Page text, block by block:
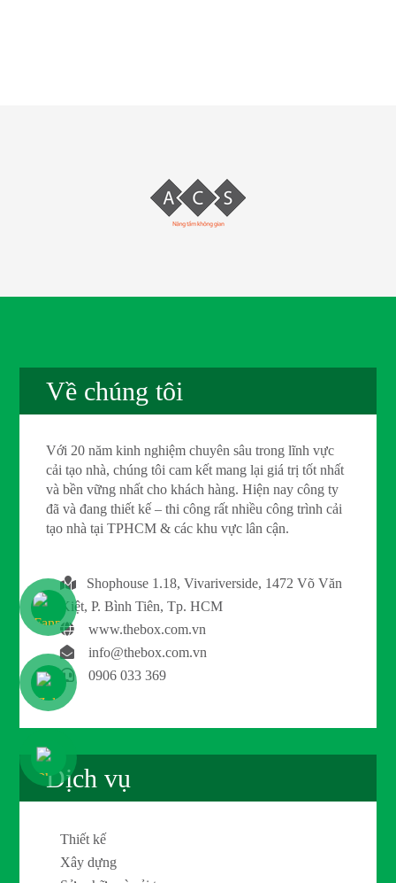
Về chúng tôi
Với 20 năm kinh nghiệm chuyên sâu trong lĩnh vực
cải tạo nhà, chúng tôi cam kết mang lại giá trị tốt nhất
và bền vững nhất cho khách hàng. Hiện nay công ty
đã và đang thiết kế – thi công rất nhiều công trình cải
tạo nhà tại TPHCM & các khu vực lân cận.
Shophouse 1.18, Vivariverside, 1472 Võ Văn
Kiệt, P. Bình Tiên, Tp. HCM
www.thebox.com.vn
info@thebox.com.vn
0906 033 369
Dịch vụ
Thiết kế
Xây dựng